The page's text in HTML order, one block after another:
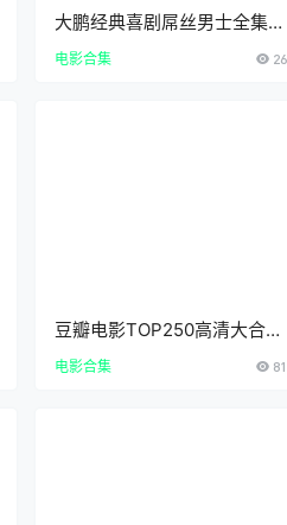
大鹏经典喜剧屌丝男士全集1
至4季超清1080P中文字幕百
度云迅雷下载在线观看
电影合集 26
豆瓣电影TOP250高清大合集
迅雷百度云下载4K蓝光
1080P免费在线观看资源推荐
电影合集 81